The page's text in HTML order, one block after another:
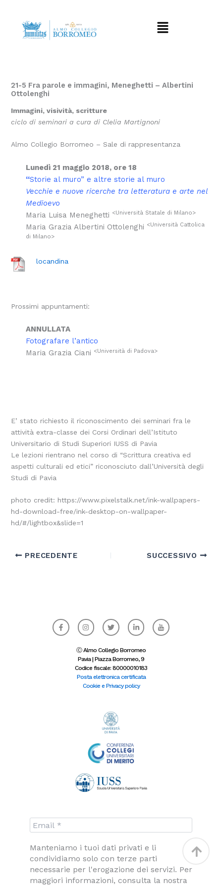
contenuto
Menu
21-5 Fra parole e immagini, Meneghetti – Albertini
Ottolenghi
Immagini, visività, scritture
ciclo di seminari a cura di Clelia Martignoni
Almo Collegio Borromeo – Sale di rappresentanza
Lunedì21 maggio 2018, ore 18
“Storie al muro” e altre storie al muro
Vecchie e nuove ricerche tra letteratura e arte nel
Medioevo
Maria Luisa Meneghetti <Università Statale di Milano>
Maria Grazia Albertini Ottolenghi <Università Cattolica
di Milano>
locandina
Prossimi appuntamenti:
ANNULLATA
Fotografare l’antico
Maria Grazia Ciani <Università di Padova>
E’ stato richiesto il riconoscimento dei seminari fra le
attività extra-classe dei Corsi Ordinari dell’Istituto
Universitario di Studi Superiori IUSS di Pavia
Le lezioni rientrano nel corso di “Scrittura creativa ed
aspetti culturali ed etici” riconosciuto dall’Università degli
Studi di Pavia
photo credit: https://www.pixelstalk.net/ink-wallpapers-
hd-download-free/ink-desktop-on-wallpaper-
hd/#/lightbox&slide=1
PRECEDENTE SUCCESSIVO
F
a
c
I
n
s
a
g
r
a
m
T
w
i
t
e
r
L
i
n
e
d
i
n
-
i
n
I
c
o
Ⓒ Almo Collegio Borromeo
Pavia | Piazza Borromeo, 9
Codice fiscale: 80000010183
Posta elettronica certificata
Cookie e Privacy policy
Manteniamo i tuoi dati privati e li
condividiamo solo con terze parti
necessarie per l'erogazione dei servizi. Per
maggiori informazioni, consulta la nostra
Torna